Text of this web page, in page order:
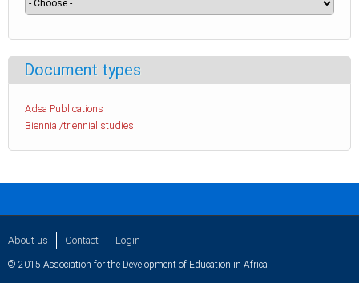
Document types
Adea Publications
Biennial/triennial studies
About us Contact Login
© 2015 Association for the Development of Education in Africa